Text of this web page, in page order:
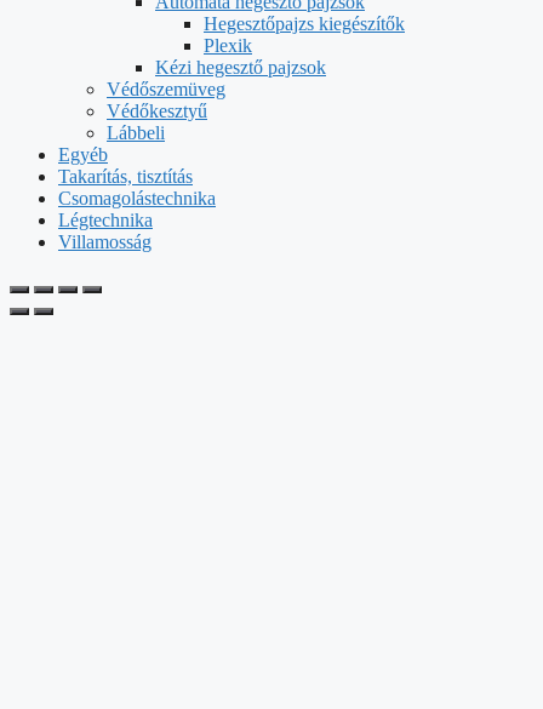
Hegesztőpajzs kiegészítők
Plexik
Kézi hegesztő pajzsok
Védőszemüveg
Védőkesztyű
Lábbeli
Egyéb
Takarítás, tisztítás
Csomagolástechnika
Légtechnika
Villamosság